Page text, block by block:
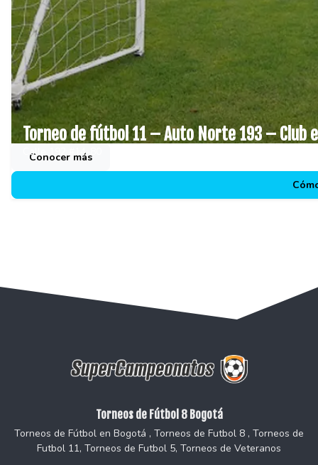
Torneo de fútbol 11 – Auto Norte 193 – Club
Calle 192 #14-80
Conocer más
Torneos de Fútbol 8 Bogotá
Torneos de Fútbol en Bogotá , Torneos de Futbol 8 , Torneos de
Futbol 11, Torneos de Futbol 5, Torneos de Veteranos